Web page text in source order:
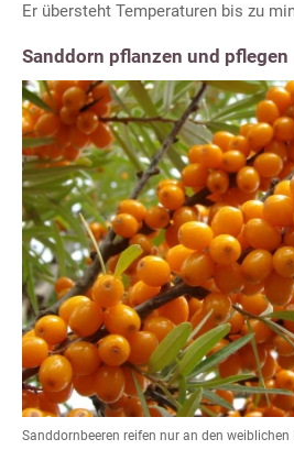
Er übersteht Temperaturen bis zu
Sanddorn pflanzen und pflegen
Sanddornbeeren reifen nur an den